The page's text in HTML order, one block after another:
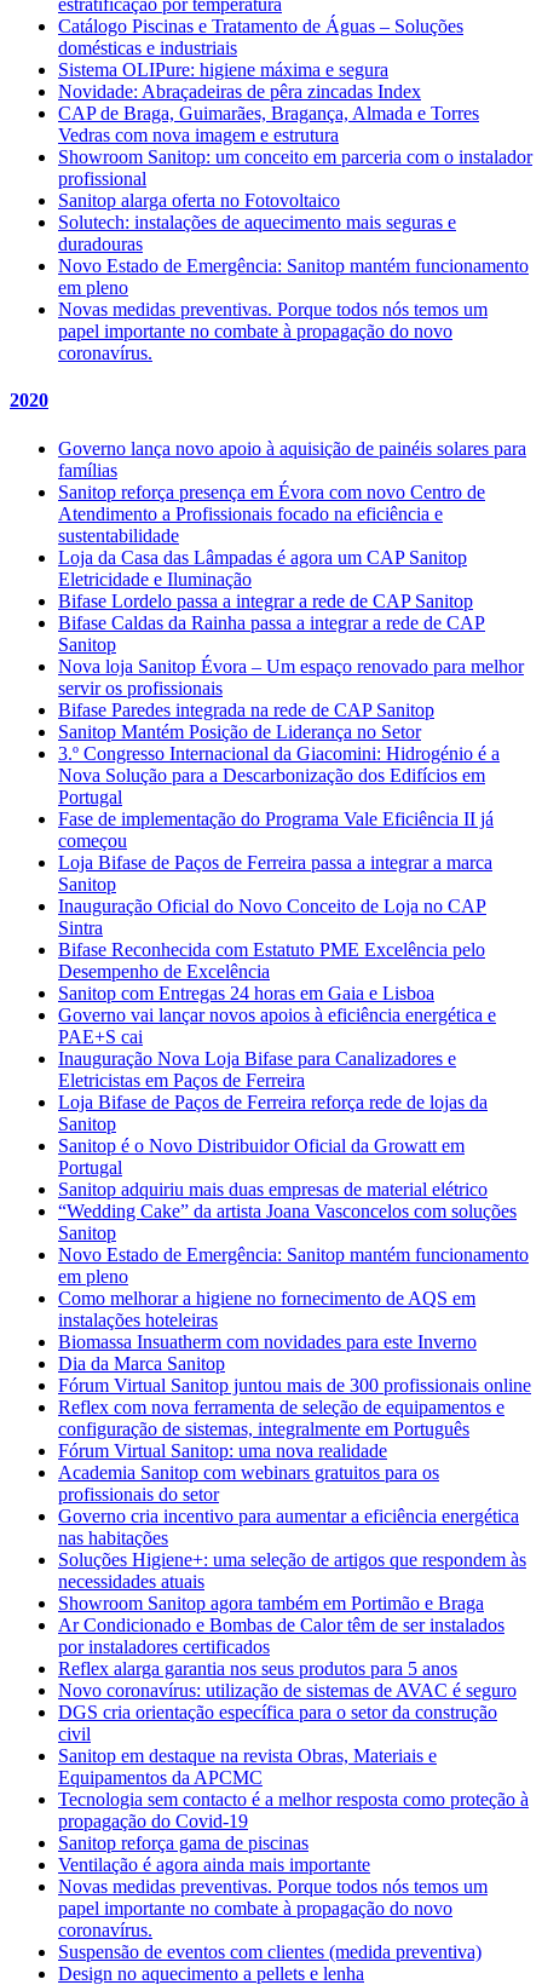
estratificação por temperatura
Catálogo Piscinas e Tratamento de Águas – Soluções
domésticas e industriais
Sistema OLIPure: higiene máxima e segura
Novidade: Abraçadeiras de pêra zincadas Index
CAP de Braga, Guimarães, Bragança, Almada e Torres
Vedras com nova imagem e estrutura
Showroom Sanitop: um conceito em parceria com o instalador
profissional
Sanitop alarga oferta no Fotovoltaico
Solutech: instalações de aquecimento mais seguras e
duradouras
Novo Estado de Emergência: Sanitop mantém funcionamento
em pleno
Novas medidas preventivas. Porque todos nós temos um
papel importante no combate à propagação do novo
coronavírus.
2020
Governo lança novo apoio à aquisição de painéis solares para
famílias
Sanitop reforça presença em Évora com novo Centro de
Atendimento a Profissionais focado na eficiência e
sustentabilidade
Loja da Casa das Lâmpadas é agora um CAP Sanitop
Eletricidade e Iluminação
Bifase Lordelo passa a integrar a rede de CAP Sanitop
Bifase Caldas da Rainha passa a integrar a rede de CAP
Sanitop
Nova loja Sanitop Évora – Um espaço renovado para melhor
servir os profissionais
Bifase Paredes integrada na rede de CAP Sanitop
Sanitop Mantém Posição de Liderança no Setor
3.º Congresso Internacional da Giacomini: Hidrogénio é a
Nova Solução para a Descarbonização dos Edifícios em
Portugal
Fase de implementação do Programa Vale Eficiência II já
começou
Loja Bifase de Paços de Ferreira passa a integrar a marca
Sanitop
Inauguração Oficial do Novo Conceito de Loja no CAP
Sintra
Bifase Reconhecida com Estatuto PME Excelência pelo
Desempenho de Excelência
Sanitop com Entregas 24 horas em Gaia e Lisboa
Governo vai lançar novos apoios à eficiência energética e
PAE+S cai
Inauguração Nova Loja Bifase para Canalizadores e
Eletricistas em Paços de Ferreira
Loja Bifase de Paços de Ferreira reforça rede de lojas da
Sanitop
Sanitop é o Novo Distribuidor Oficial da Growatt em
Portugal
Sanitop adquiriu mais duas empresas de material elétrico
“Wedding Cake” da artista Joana Vasconcelos com soluções
Sanitop
Novo Estado de Emergência: Sanitop mantém funcionamento
em pleno
Como melhorar a higiene no fornecimento de AQS em
instalações hoteleiras
Biomassa Insuatherm com novidades para este Inverno
Dia da Marca Sanitop
Fórum Virtual Sanitop juntou mais de 300 profissionais online
Reflex com nova ferramenta de seleção de equipamentos e
configuração de sistemas, integralmente em Português
Fórum Virtual Sanitop: uma nova realidade
Academia Sanitop com webinars gratuitos para os
profissionais do setor
Governo cria incentivo para aumentar a eficiência energética
nas habitações
Soluções Higiene+: uma seleção de artigos que respondem às
necessidades atuais
Showroom Sanitop agora também em Portimão e Braga
Ar Condicionado e Bombas de Calor têm de ser instalados
por instaladores certificados
Reflex alarga garantia nos seus produtos para 5 anos
Novo coronavírus: utilização de sistemas de AVAC é seguro
DGS cria orientação específica para o setor da construção
civil
Sanitop em destaque na revista Obras, Materiais e
Equipamentos da APCMC
Tecnologia sem contacto é a melhor resposta como proteção à
propagação do Covid-19
Sanitop reforça gama de piscinas
Ventilação é agora ainda mais importante
Novas medidas preventivas. Porque todos nós temos um
papel importante no combate à propagação do novo
coronavírus.
Suspensão de eventos com clientes (medida preventiva)
Design no aquecimento a pellets e lenha